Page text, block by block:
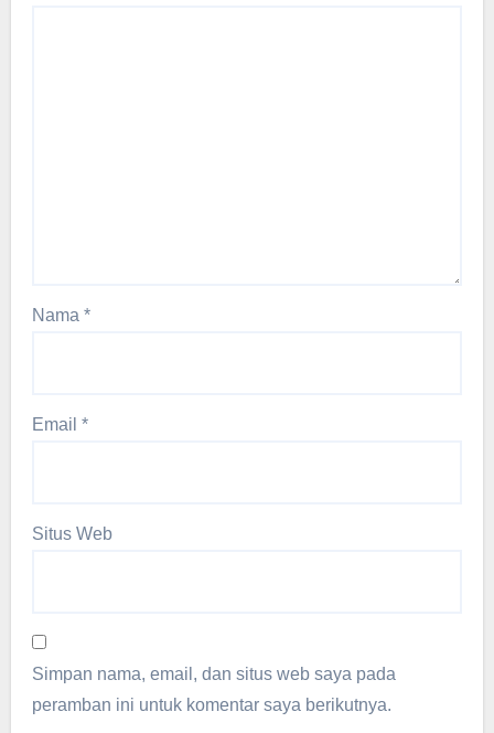
Nama*
Email*
Situs Web
Simpan nama, email, dan situs web saya pada
peramban ini untuk komentar saya berikutnya.